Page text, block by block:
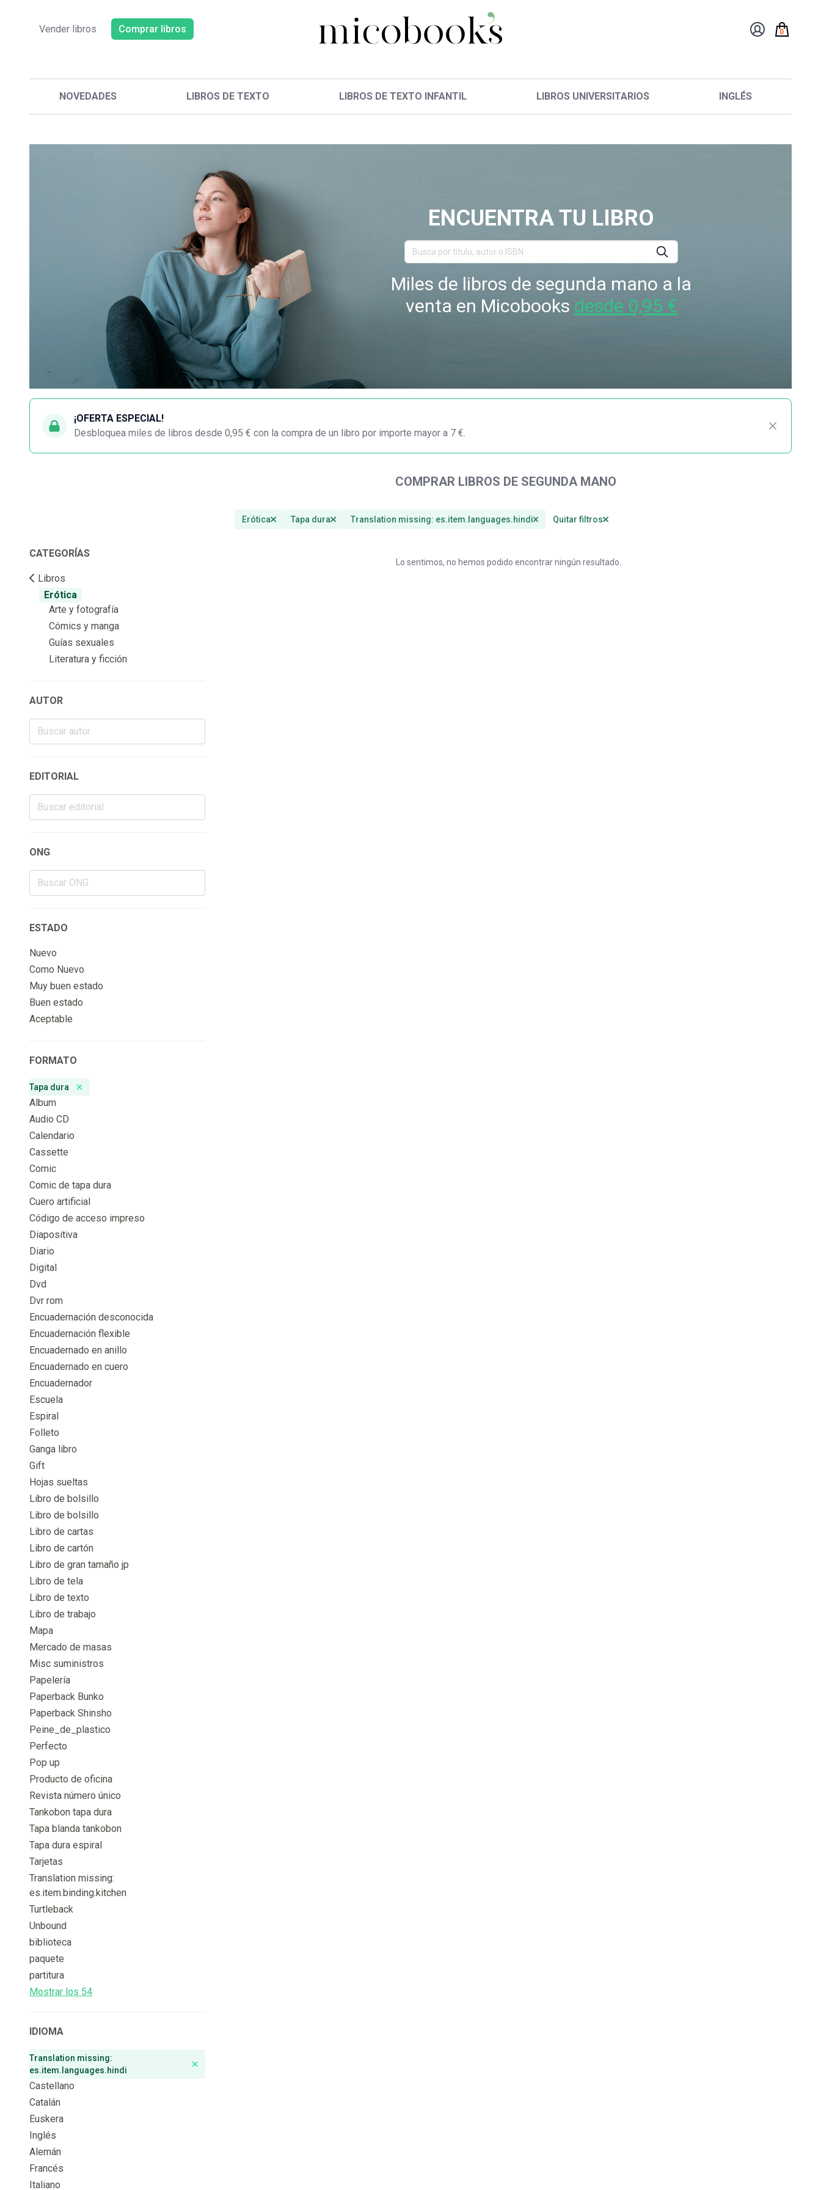
Vender libros Comprar libros 0
NOVEDADES LIBROS DE TEXTO LIBROS DE TEXTO INFANTIL LIBROS UNIVERSITARIOS INGLÉS
ENCUENTRA TU LIBRO
Miles de libros de segunda mano a la
venta en Micobooks desde 0,95 €
¡OFERTA ESPECIAL!
Desbloquea miles de libros desde 0,95 € con la compra de un libro por importe mayor a 7 €.
COMPRAR LIBROS DE SEGUNDA MANO
Erótica Tapa dura Translation missing: es.item.languages.hindi Quitar filtros
CATEGORÍAS
Libros
Erótica
Arte y fotografía
Cómics y manga
Guías sexuales
Literatura y ficción
AUTOR
EDITORIAL
ONG
ESTADO
Nuevo
Como Nuevo
Muy buen estado
Buen estado
Aceptable
FORMATO
Tapa dura
Remove badge
Album
Audio CD
Calendario
Cassette
Comic
Comic de tapa dura
Cuero artificial
Código de acceso impreso
Diapositiva
Diario
Digital
Dvd
Dvr rom
Encuadernación desconocida
Encuadernación flexible
Encuadernado en anillo
Encuadernado en cuero
Encuadernador
Escuela
Espiral
Folleto
Ganga libro
Gift
Hojas sueltas
Libro de bolsillo
Libro de bolsillo
Libro de cartas
Libro de cartón
Libro de gran tamaño jp
Libro de tela
Libro de texto
Libro de trabajo
Mapa
Mercado de masas
Misc suministros
Papelería
Paperback Bunko
Paperback Shinsho
Peine_de_plastico
Perfecto
Pop up
Producto de oficina
Revista número único
Tankobon tapa dura
Tapa blanda tankobon
Tapa dura espiral
Tarjetas
Translation missing:
es.item.binding.kitchen
Turtleback
Unbound
biblioteca
paquete
partitura
Mostrar los 54
IDIOMA
Translation missing:
es.item.languages.hindi
Remove badge
Castellano
Catalán
Euskera
Inglés
Alemán
Francés
Italiano
Lo sentimos, no hemos podido encontrar ningún resultado.